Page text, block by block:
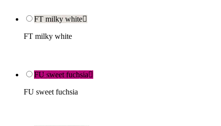
FT milky white
FT milky white
FU sweet fuchsia
FU sweet fuchsia